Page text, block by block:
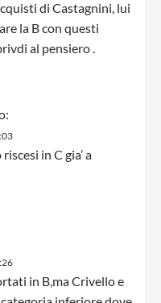
di Castagnini, lui
la B con questi
al pensiero .
in C gia’ a
in B,ma Crivello e